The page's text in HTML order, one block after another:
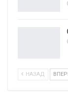
НАЗАД